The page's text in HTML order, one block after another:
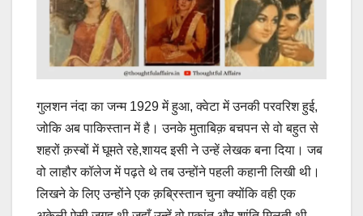
गुलशन नंदा का जन्म 1929 में हुआ, क्वेटा में उनकी परवरिश हुई,
जोकि अब पाकिस्तान में है। उनके मुताबिक़ बचपन से वो बहुत से
शहरों क़स्बों में घूमते रहे,शायद इसी ने उन्हें लेखक बना दिया। जब
वो लाहौर कॉलेज में पढ़ते थे तब उन्होंने पहली कहानी लिखी थी।
लिखने के लिए उन्होंने एक क़ब्रिस्तान चुना क्योंकि वही एक